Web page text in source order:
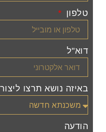
טלפון
דוא"ל
באיזה נושא תרצו
הודעה